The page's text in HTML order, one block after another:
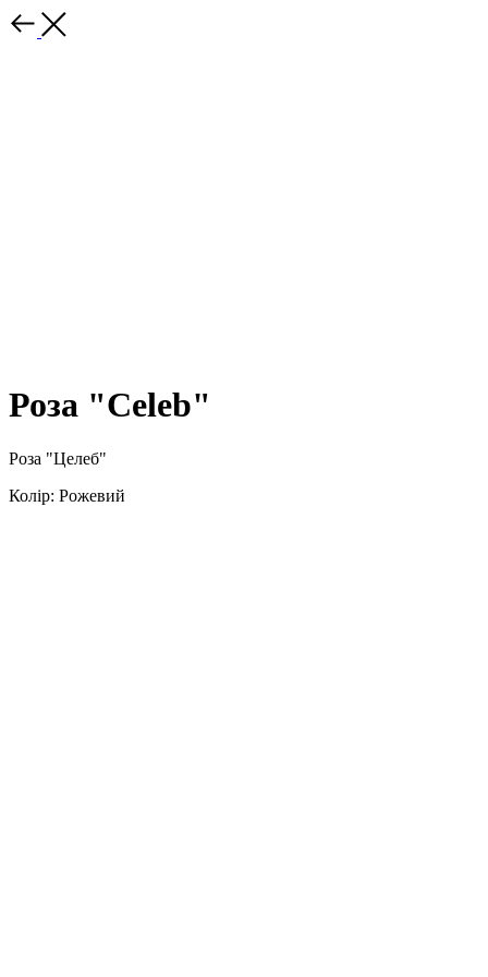
Роза "Celeb"
Роза "Целеб"
Колір: Рожевий